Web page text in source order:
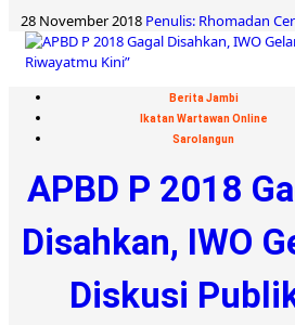
28 November 2018 Penulis: Rhomadan
Berita Jambi
Ikatan Wartawan Online
Sarolangun
APBD P 2018
Disahkan, IWO
Diskusi